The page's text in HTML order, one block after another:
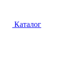
Каталог